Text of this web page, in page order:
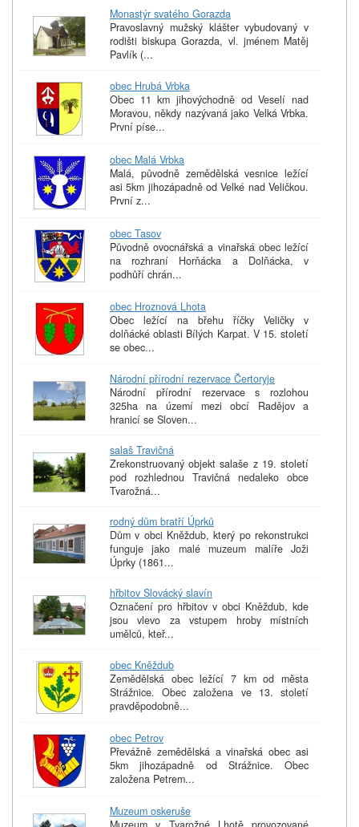
Monastýr svatého Gorazda
Pravoslavný mužský klášter vybudovaný v
rodišti biskupa Gorazda, vl. jménem Matěj
Pavlík (...
obec Hrubá Vrbka
Obec 11 km jihovýchodně od Veselí nad
Moravou, někdy nazývaná jako Velká Vrbka.
První píse...
obec Malá Vrbka
Malá, původně zemědělská vesnice ležící
asi 5km jihozápadně od Velké nad Veličkou.
První z...
obec Tasov
Původně ovocnářská a vinařská obec ležící
na rozhraní Horňácka a Dolňácka, v
podhůří chrán...
obec Hroznová Lhota
Obec ležící na břehu říčky Veličky v
dolňácké oblasti Bílých Karpat. V 15. století
se obec...
Národní přírodní rezervace Čertoryje
Národní přírodní rezervace s rozlohou
325ha na území mezi obcí Radějov a
hranicí se Sloven...
salaš Travičná
Zrekonstruovaný objekt salaše z 19. století
pod rozhlednou Travičná nedaleko obce
Tvarožná...
rodný dům bratří Úprků
Dům v obci Kněždub, který po rekonstrukci
funguje jako malé muzeum malíře Joži
Úprky (1861...
hřbitov Slovácký slavín
Označení pro hřbitov v obci Kněždub, kde
jsou vlevo za vstupem hroby místních
umělců, kteř...
obec Kněždub
Zemědělská obec ležící 7 km od města
Strážnice. Obec založena ve 13. století
pravděpodobně...
obec Petrov
Převážně zemědělská a vinařská obec asi
5km jihozápadně od Strážnice. Obec
založena Petrem...
Muzeum oskeruše